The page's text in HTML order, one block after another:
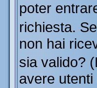
poter
richiesta.
non hai
sia valido?
avere